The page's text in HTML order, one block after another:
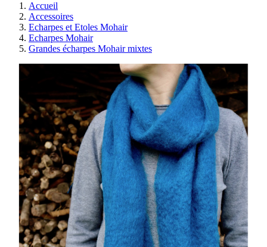
Accueil
Accessoires
Echarpes et Etoles Mohair
Echarpes Mohair
Grandes écharpes Mohair mixtes